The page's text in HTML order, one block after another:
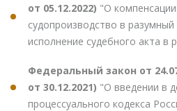
от 05.12.2022) "О
судопроизводство в
исполнение судебного акта в
Федеральный закон от
от 30.12.2021) "О введении в
процессуального кодекса